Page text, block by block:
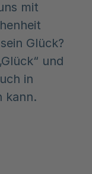
mit
Glück?
und
in
kann.